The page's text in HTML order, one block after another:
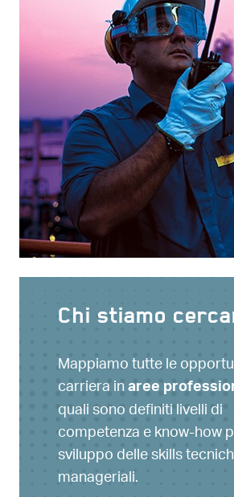
Chi stiamo
Mappiamo tutte le
carriera inaree
quali sono definiti livelli di
competenza e know-how
sviluppo delle skills
manageriali.